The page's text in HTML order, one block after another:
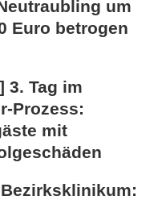
um
Euro betrogen
3. Tag im
Prozess:
mit